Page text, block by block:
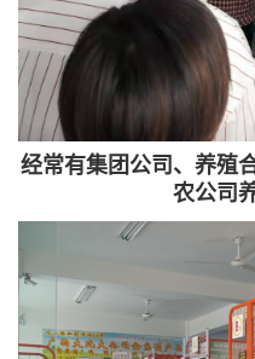
经常有集团公司、养殖
农公司